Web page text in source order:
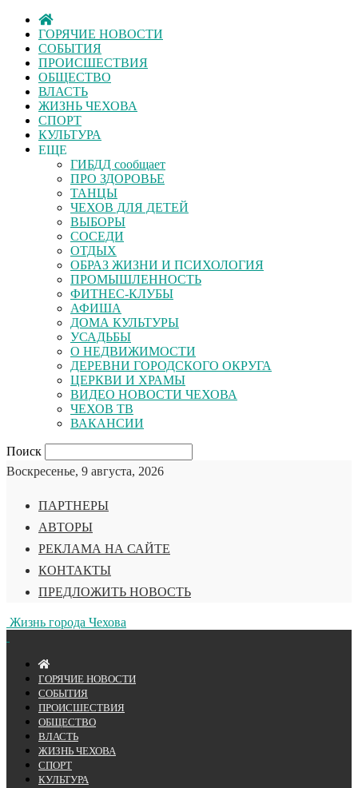
ГОРЯЧИЕ НОВОСТИ
СОБЫТИЯ
ПРОИСШЕСТВИЯ
ОБЩЕСТВО
ВЛАСТЬ
ЖИЗНЬ ЧЕХОВА
СПОРТ
КУЛЬТУРА
ЕЩЕ
ГИБДД сообщает
ПРО ЗДОРОВЬЕ
ТАНЦЫ
ЧЕХОВ ДЛЯ ДЕТЕЙ
ВЫБОРЫ
СОСЕДИ
ОТДЫХ
ОБРАЗ ЖИЗНИ И ПСИХОЛОГИЯ
ПРОМЫШЛЕННОСТЬ
ФИТНЕС-КЛУБЫ
АФИША
ДОМА КУЛЬТУРЫ
УСАДЬБЫ
О НЕДВИЖИМОСТИ
ДЕРЕВНИ ГОРОДСКОГО ОКРУГА
ЦЕРКВИ И ХРАМЫ
ВИДЕО НОВОСТИ ЧЕХОВА
ЧЕХОВ ТВ
ВАКАНСИИ
Поиск
Воскресенье, 9 августа, 2026
ПАРТНЕРЫ
АВТОРЫ
РЕКЛАМА НА САЙТЕ
КОНТАКТЫ
ПРЕДЛОЖИТЬ НОВОСТЬ
Жизнь города Чехова
ГОРЯЧИЕ НОВОСТИ
СОБЫТИЯ
ПРОИСШЕСТВИЯ
ОБЩЕСТВО
ВЛАСТЬ
ЖИЗНЬ ЧЕХОВА
СПОРТ
КУЛЬТУРА